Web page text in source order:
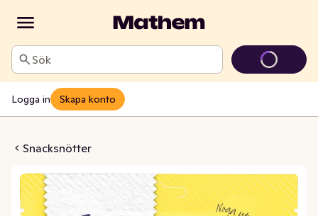
Sök
Logga in Skapa konto
Snacksnötter
Mango